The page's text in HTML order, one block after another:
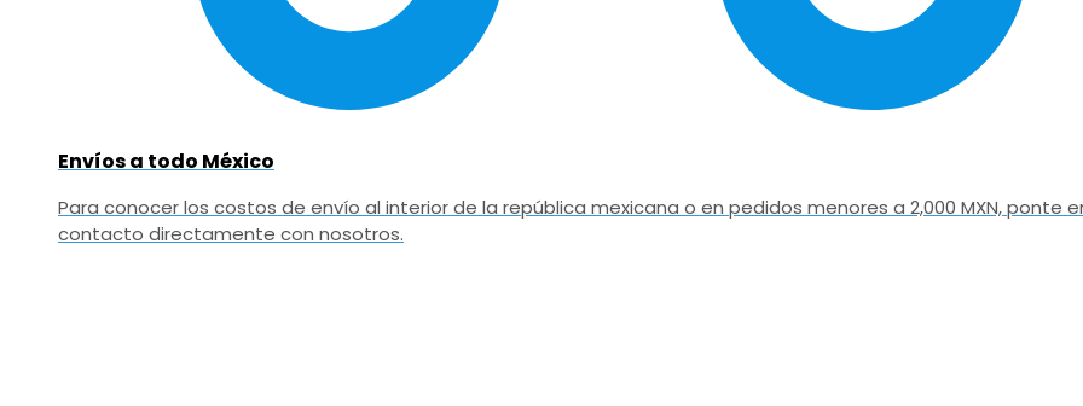
Envíos a todo México
Para conocer los costos de envío al interior de la república mexicana o en pedidos menores a 2,000 MXN, ponte
contacto directamente con nosotros.